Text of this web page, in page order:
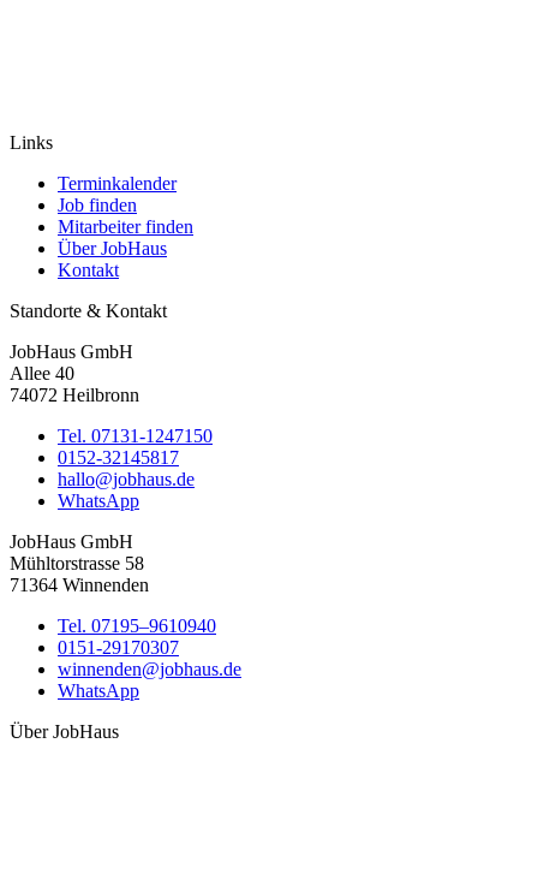
Links
Terminkalender
Job finden
Mitarbeiter finden
Über JobHaus
Kontakt
Standorte & Kontakt
JobHaus GmbH
Allee 40
74072 Heilbronn
Tel. 07131-1247150
0152-32145817
hallo@jobhaus.de
WhatsApp
JobHaus GmbH
Mühltorstrasse 58
71364 Winnenden
Tel. 07195–9610940
0151-29170307
winnenden@jobhaus.de
WhatsApp
Über JobHaus